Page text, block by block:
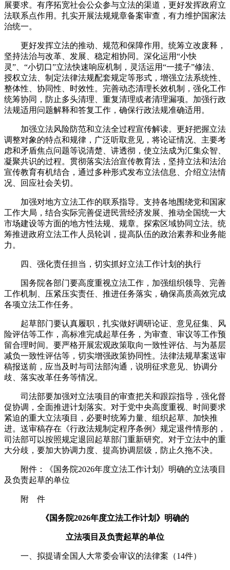
展要求。有序拓宽社会公众参与立法的渠道，更好发挥政府立
法联系点作用。扎实开展法规规章备案审查，有力维护国家法
治统一。
更好发挥立法的推动、规范和保障作用。统筹立改废释，
坚持法治与改革、发展、稳定相协同。深化运用“小快
灵”、“小切口”立法快速响应机制，灵活运用“一揽子”修法、
授权立法、制定法律法规配套规定等形式，增强立法系统性、
整体性、协同性、时效性。完善动态清理长效机制，强化工作
统筹协同，防止多头清理、重复清理或者清理漏项。加强行政
法规适用问题解释和答复工作，确保行政法规准确适用。
加强立法风险防范和立法全过程宣传解读。更好把握立法
调整对象的特点和规律，广泛听取意见，将论证情况、主要考
虑和矛盾焦点问题等说清楚、讲透彻，使立法成为汇集众智、
凝聚共识的过程。贯彻落实法治宣传教育法，坚持立法和法治
宣传教育有机结合，通过多种形式发布立法信息、介绍立法情
况、回应社会关切。
加强对地方立法工作的联系指导。支持各地围绕党和国家
工作大局，结合实际完善促进民营经济发展、推动全国统一大
市场建设等方面的地方性法规、规章。探索区域协同立法。统
筹推进政府立法工作人员轮训，提高队伍的政治素养和业务能
力。
四、强化责任担当，切实抓好立法工作计划的执行
国务院各部门要高度重视立法工作，加强组织领导、完善
工作机制、压紧压实责任、推进任务落实，确保高质高效完成
各项立法工作任务。
起草部门要认真履职，扎实做好调研论证、意见征集、风
险评估等工作，高标准完成起草任务，为审查、审议等工作预
留合理时间。要严格开展宏观政策取向一致性评估、与为基层
减负一致性评估等，切实增强政策协同性。法律法规草案送审
稿报送前，应当及时与司法部沟通，说明征求意见、协调分
歧、落实改革任务等情况。
司法部要加强对立法项目的审查把关和跟踪指导，强化督
促协调，全面推进计划落实。对于党中央高度重视、时间要求
紧迫的重大立法项目，必要时统筹力量、组织起草、加快推
进。送审稿存在《行政法规制定程序条例》规定退件情形的，
司法部可以按照规定退回起草部门重新研究。对于立法中的重
大分歧，要加大协调力度、提高协调层级，防止久拖不决。
附件：《国务院2026年度立法工作计划》明确的立法项目
及负责起草的单位
附 件
《国务院2026年度立法工作计划》明确的
立法项目及负责起草的单位
一、拟提请全国人大常委会审议的法律案（14件）